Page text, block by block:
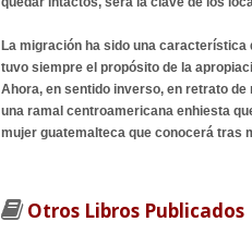
La migración ha sido una característica
tuvo siempre el propósito de la
Ahora, en sentido inverso, en retrato
una ramal centroamericana enhiesta
mujer guatemalteca que conocerá tras
Otros Libros Publicados